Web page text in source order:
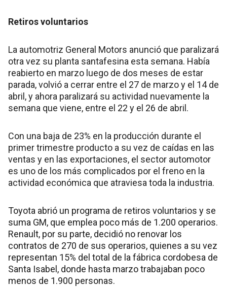
Retiros voluntarios
La automotriz General Motors anunció que paralizará
otra vez su planta santafesina esta semana. Había
reabierto en marzo luego de dos meses de estar
parada, volvió a cerrar entre el 27 de marzo y el 14 de
abril, y ahora paralizará su actividad nuevamente la
semana que viene, entre el 22 y el 26 de abril.
Con una baja de 23% en la producción durante el
primer trimestre producto a su vez de caídas en las
ventas y en las exportaciones, el sector automotor
es uno de los más complicados por el freno en la
actividad económica que atraviesa toda la industria.
Toyota abrió un programa de retiros voluntarios y se
suma GM, que emplea poco más de 1.200 operarios.
Renault, por su parte, decidió no renovar los
contratos de 270 de sus operarios, quienes a su vez
representan 15% del total de la fábrica cordobesa de
Santa Isabel, donde hasta marzo trabajaban poco
menos de 1.900 personas.